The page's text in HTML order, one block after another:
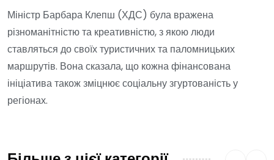
Міністр Барбара Клепш (ХДС) була вражена
різноманітністю та креативністю, з якою люди
ставляться до своїх туристичних та паломницьких
маршрутів. Вона сказала, що кожна фінансована
ініціатива також зміцнює соціальну згуртованість у
регіонах.